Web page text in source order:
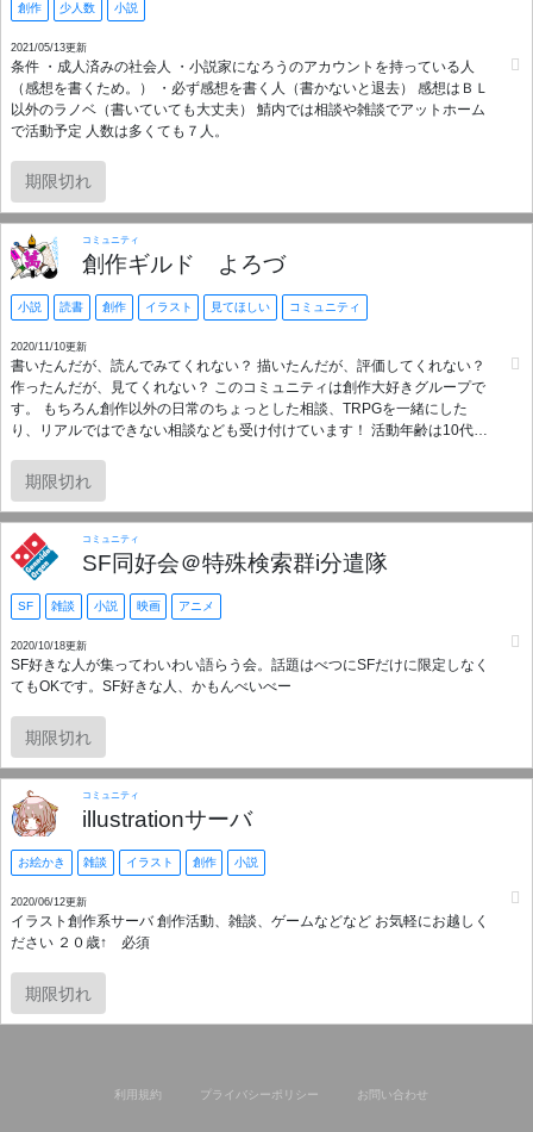
創作 少人数 小説
2021/05/13更新
条件 ・成人済みの社会人 ・小説家になろうのアカウントを持っている人
（感想を書くため。） ・必ず感想を書く人（書かないと退去） 感想はＢＬ
以外のラノベ（書いていても大丈夫） 鯖内では相談や雑談でアットホーム
で活動予定 人数は多くても７人。
期限切れ
コミュニティ
創作ギルド よろづ
小説 読書 創作 イラスト 見てほしい コミュニティ
2020/11/10更新
書いたんだが、読んでみてくれない？ 描いたんだが、評価してくれない？
作ったんだが、見てくれない？ このコミュニティは創作大好きグループで
す。 もちろん創作以外の日常のちょっとした相談、TRPGを一緒にした
り、リアルではできない相談なども受け付けています！ 活動年齢は10代か
で、国内のみならずダイバーシティーに富んだメンバーで活動していま
す。 私たちのブーストは創作ですが、作品を眺めるだけの方や、話し相手
が欲しいだけの方もおｋです。 是非参加くださいませ！
期限切れ
コミュニティ
SF同好会＠特殊検索群i分遣隊
SF 雑談 小説 映画 アニメ
2020/10/18更新
SF好きな人が集ってわいわい語らう会。話題はべつにSFだけに限定しなく
てもOKです。SF好きな人、かもんべいべー
期限切れ
コミュニティ
illustrationサーバ
お絵かき 雑談 イラスト 創作 小説
2020/06/12更新
イラスト創作系サーバ 創作活動、雑談、ゲームなどなど お気軽にお越しく
ださい ２０歳↑ 必須
期限切れ
利用規約 プライバシーポリシー お問い合わせ